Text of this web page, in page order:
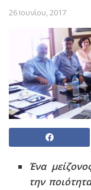
26 Ιουνίου, 2017
Ένα
την